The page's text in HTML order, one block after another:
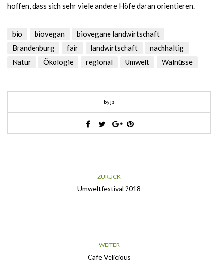
hoffen, dass sich sehr viele andere Höfe daran orientieren.
bio biovegan
biovegane landwirtschaft
Brandenburg
fair landwirtschaft
nachhaltig
Natur
Ökologie regional Umwelt Walnüsse
by js
ZURÜCK
Umweltfestival 2018
WEITER
Cafe Velicious